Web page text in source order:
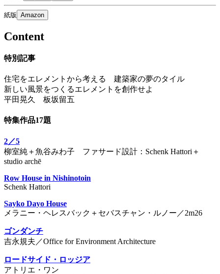
紙版 Amazon
Content
特別記事
住宅をエレメントから考える 建築家の夢のタイル
新しい風景をつくるエレメントを創作せよ
平田晃久 板坂留五
特集作品17題
2／5
柳室純＋魚谷みわ子 ファサード設計：Schenk Hattori＋
studio archē
Row House in Nishinotoin
Schenk Hattori
Sayko Dayo House
メラニー・ヘレスバック＋セバスチャン・ルノー／2m26
ゴンダンチ
吉永規夫／Office for Environment Architecture
ロードサイド・ロッジア
アトリエ・ワン